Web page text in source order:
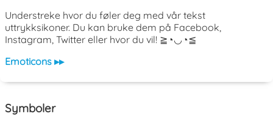
Understreke hvor du føler deg med vår tekst
uttrykksikoner. Du kan bruke dem på Facebook,
Instagram, Twitter eller hvor du vil! ≧◔◡◔≦
Emoticons ▸▸
Symboler